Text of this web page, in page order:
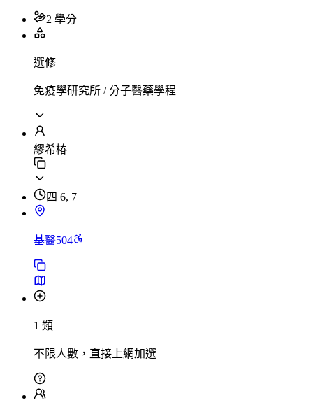
2 學分
選修
免疫學研究所 / 分子醫藥學程
繆希椿
四 6, 7
基醫504
1 類
不限人數，直接上網加選